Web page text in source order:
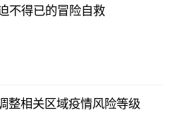
不得已的冒险自救
整相关区域疫情风险等级